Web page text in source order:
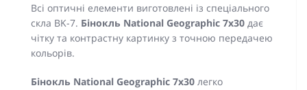
Всі оптичні елементи виготовлені із спеціального
скла BK-7. Бінокль National Geographic 7x30 дає
чітку та контрастну картинку з точною передачею
кольорів.
Бінокль National Geographic 7x30 легко